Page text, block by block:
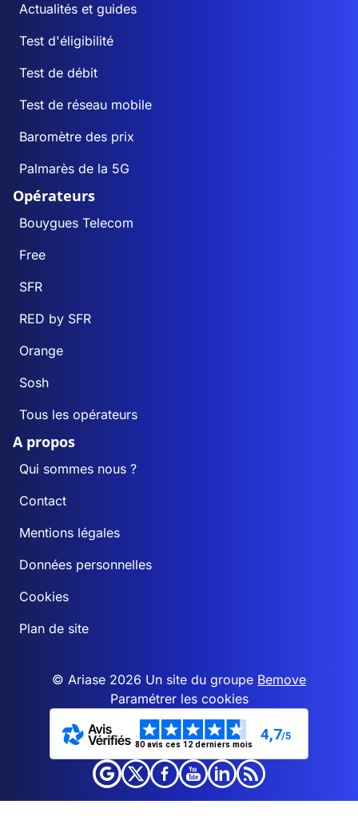
Actualités et guides
Test d'éligibilité
Test de débit
Test de réseau mobile
Baromètre des prix
Palmarès de la 5G
Opérateurs
Bouygues Telecom
Free
SFR
RED by SFR
Orange
Sosh
Tous les opérateurs
A propos
Qui sommes nous ?
Contact
Mentions légales
Données personnelles
Cookies
Plan de site
© Ariase 2026 Un site du groupe Bemove
Paramétrer les cookies
80 avis ces 12 derniers mois
4,7/5